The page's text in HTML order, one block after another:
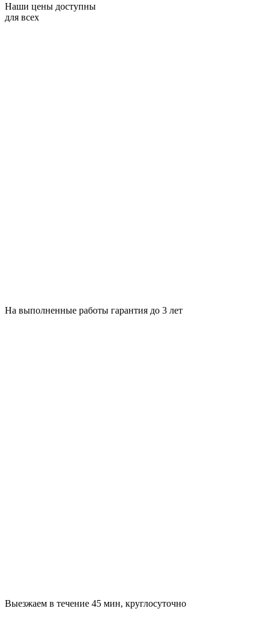
Наши цены доступны
для всех
На выполненные работы гарантия до 3 лет
Выезжаем в течение 45 мин, круглосуточно